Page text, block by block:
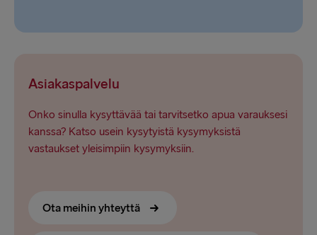
Asiakaspalvelu
Onko sinulla kysyttävää tai tarvitsetko apua varauksesi
kanssa? Katso usein kysytyistä kysymyksistä
vastaukset yleisimpiin kysymyksiin.
Ota meihin yhteyttä